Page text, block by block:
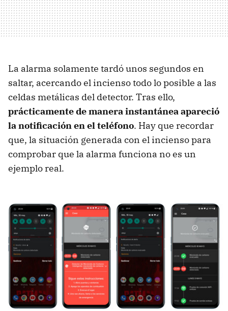
La alarma solamente tardó unos segundos en
saltar, acercando el incienso todo lo posible a las
celdas metálicas del detector. Tras ello,
prácticamente de manera instantánea apareció
la notificación en el teléfono. Hay que recordar
que, la situación generada con el incienso para
comprobar que la alarma funciona no es un
ejemplo real.